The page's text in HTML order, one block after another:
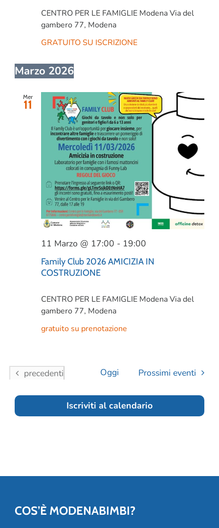
CENTRO PER LE FAMIGLIE ModenaVia del
gambero 77, Modena
GRATUITO SU ISCRIZIONE
Marzo 2026
Mer
11
Family Club 2026 AMICIZIA IN
COSTRUZIONE
11 Marzo @ 17:00 - 19:00
CENTRO PER LE FAMIGLIE ModenaVia del
gambero 77, Modena
gratuito su prenotazione
Eventi
precedenti Oggi Prossimi eventi
Iscriviti al calendario
COS’È MODENABIMBI?